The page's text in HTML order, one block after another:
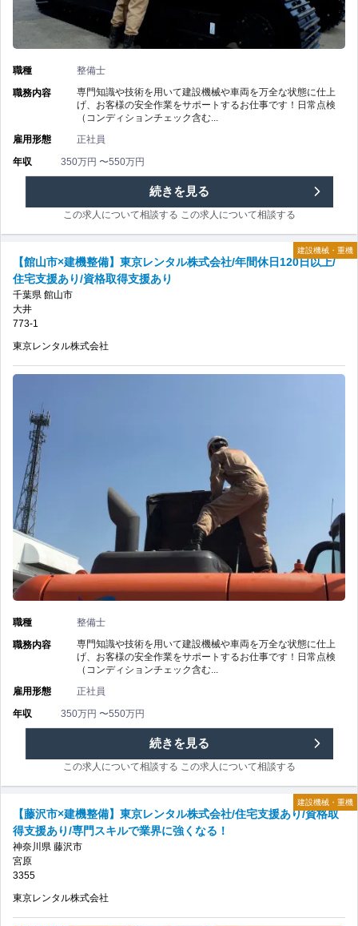
資
手
あ
り/
年
収
円
株
式
社/
キ
タ
ー
ル
企
資
取
得
支
援
の
職種
整備士
職務内容
専門知識や技術を用いて建設機械や車両を万全な状態に仕上
げ、お客様の安全作業をサポートするお仕事です！日常点検
（コンディションチェック含む...
雇用形態
正社員
年収
350万円 〜550万円
【木
更
津
市
京
ン
ル
株
会
社/
間
続きを見る
この求人について相談する この求人について相談する
建設機械・重機
【館山市×建機整備】東京レンタル株式会社/年間休日120日以上/
住宅支援あり/資格取得支援あり
千葉県 館山市
大井
773-1
東京レンタル株式会社
職種
整備士
職務内容
専門知識や技術を用いて建設機械や車両を万全な状態に仕上
げ、お客様の安全作業をサポートするお仕事です！日常点検
（コンディションチェック含む...
雇用形態
正社員
年収
350万円 〜550万円
【館
山
市
×
続きを見る
この求人について相談する この求人について相談する
建設機械・重機
【藤沢市×建機整備】東京レンタル株式会社/住宅支援あり/資格取
得支援あり/専門スキルで業界に強くなる！
神奈川県 藤沢市
宮原
3355
東京レンタル株式会社